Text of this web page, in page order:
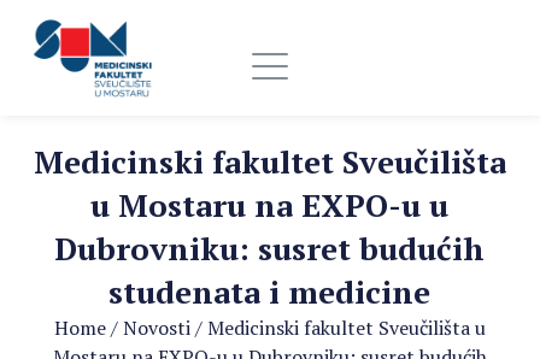
Medicinski fakultet Sveučilišta
u Mostaru na EXPO-u u
Dubrovniku: susret budućih
studenata i medicine
Home/Novosti/Medicinski fakultet Sveučilišta u